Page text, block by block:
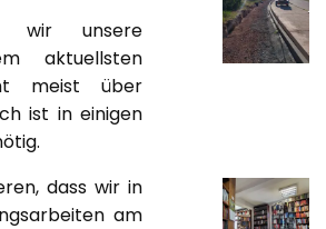
wir unsere
aktuellsten
meist über
ist in einigen
dass wir in
am